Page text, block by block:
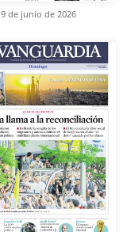
9 de junio de 2026